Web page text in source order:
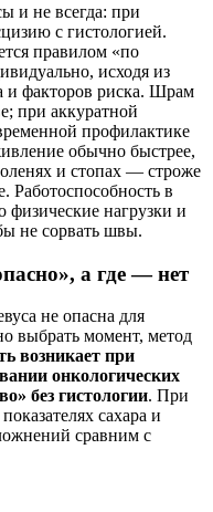
и не всегда: при
с гистологией.
правилом «по
исходя из
и факторов риска. Шрам
при аккуратной
профилактике
обычно быстрее,
и стопах — строже
Работоспособность в
физические нагрузки и
не сорвать швы.
а где — нет
не опасна для
выбрать момент, метод
возникает при
онкологических
без гистологии. При
сахара и
сравним с